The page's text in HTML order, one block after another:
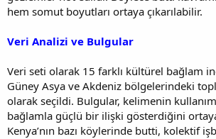
hem somut boyutları ortaya çıkarılabilir.
Veri Analizi ve Bulgular
Veri seti olarak 15 farklı kültürel bağlam
Güney Asya ve Akdeniz bölgelerindeki
olarak seçildi. Bulgular, kelimenin
bağlamla güçlü bir ilişki gösterdiğini
Kenya’nın bazı köylerinde butti, kolektif